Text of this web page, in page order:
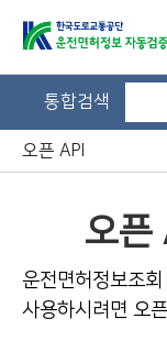
통합검색
오픈 API
오픈
운전면허정보조
사용하시려면 오